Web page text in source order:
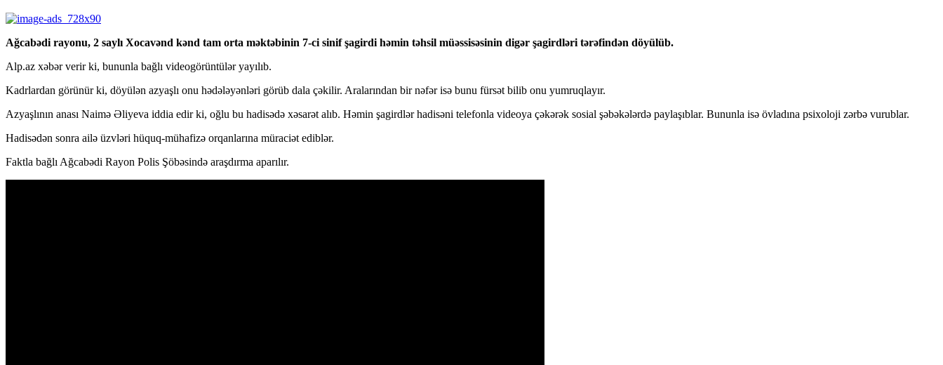
Ağcabədi rayonu, 2 saylı Xocavənd kənd tam orta məktəbinin 7-ci sinif şagirdi həmin təhsil müəssisəsinin digər şagirdləri tərəfindən döyülüb.
Alp.az xəbər verir ki, bununla bağlı videogörüntülər yayılıb.
Kadrlardan görünür ki, döyülən azyaşlı onu hədələyənləri görüb dala çəkilir. Aralarından bir nəfər isə bunu fürsət bilib onu yumruqlayır.
Azyaşlının anası Naimə Əliyeva iddia edir ki, oğlu bu hadisədə xəsarət alıb. Həmin şagirdlər hadisəni telefonla videoya çəkərək sosial şəbəkələrdə paylaşıblar. Bununla isə övladına psixoloji zərbə vurublar.
Hadisədən sonra ailə üzvləri hüquq-mühafizə orqanlarına müraciət ediblər.
Faktla bağlı Ağcabədi Rayon Polis Şöbəsində araşdırma aparılır.